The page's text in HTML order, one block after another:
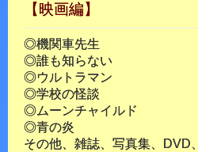
【映画編】
◎機関車先生
◎誰も知らない
◎ウルトラマン
◎学校の怪談
◎ムーンチャイルド
◎青の炎
その他、雑誌、写真集、DVD、